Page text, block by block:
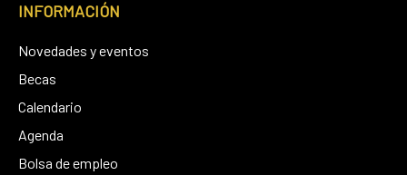
INFORMACIÓN
Novedades y eventos
Becas
Calendario
Agenda
Bolsa de empleo